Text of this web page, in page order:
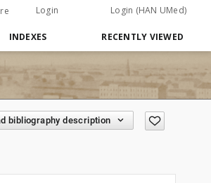
Login Login (HAN UMed)
INDEXES RECENTLY VIEWED
bibliography description